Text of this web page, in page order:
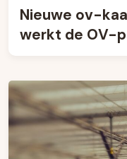
Nieuwe ov-
werkt de OV-